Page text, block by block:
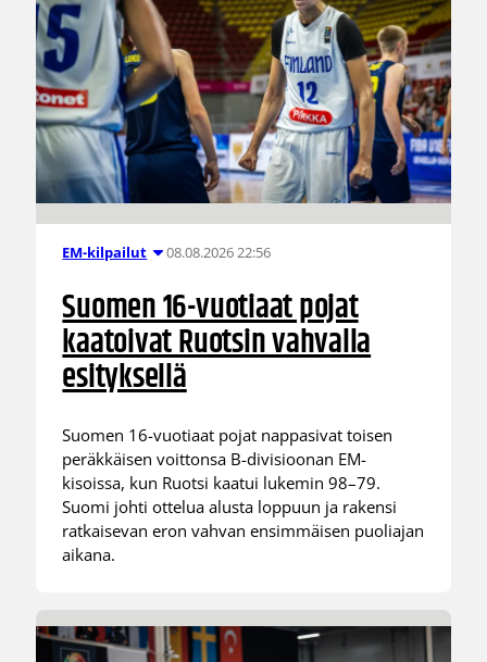
EM-kilpailut 08.08.2026 22:56
Suomen 16-vuotiaat pojat
kaatoivat Ruotsin vahvalla
esityksellä
Suomen 16-vuotiaat pojat nappasivat toisen
peräkkäisen voittonsa B-divisioonan EM-
kisoissa, kun Ruotsi kaatui lukemin 98–79.
Suomi johti ottelua alusta loppuun ja rakensi
ratkaisevan eron vahvan ensimmäisen puoliajan
aikana.